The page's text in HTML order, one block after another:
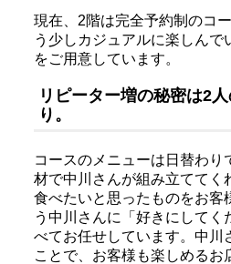
現在、2階は完全予約制のコ
う少しカジュアルに楽しんで
をご用意しています。
リピーター増の秘密は2
り。
コースのメニューは日替わり
材で中川さんが組み立ててく
食べたいと思ったものをお客
う中川さんに「好きにしてく
べてお任せしています。中川
ことで、お客様も楽しめるお